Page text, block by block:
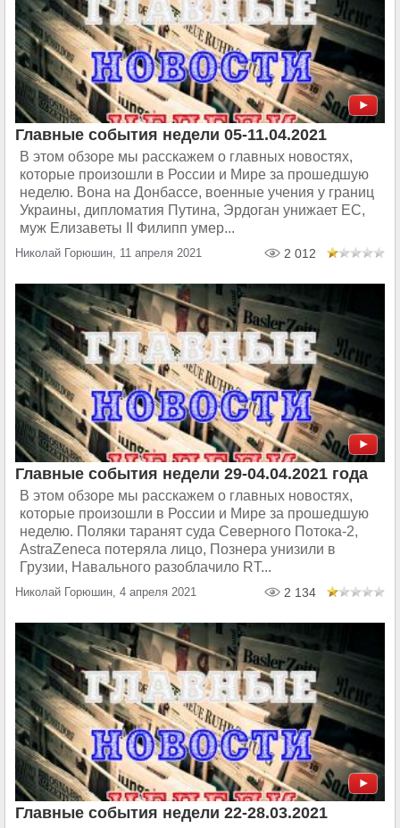
Главные события недели 05-11.04.2021
В этом обзоре мы расскажем о главных новостях,
которые произошли в России и Мире за прошедшую
неделю. Вона на Донбассе, военные учения у границ
Украины, дипломатия Путина, Эрдоган унижает ЕС,
муж Елизаветы II Филипп умер...
Николай Горюшин, 11 апреля 2021 2 012
Главные события недели 29-04.04.2021 года
В этом обзоре мы расскажем о главных новостях,
которые произошли в России и Мире за прошедшую
неделю. Поляки таранят суда Северного Потока-2,
AstraZeneca потеряла лицо, Познера унизили в
Грузии, Навального разоблачило RT...
Николай Горюшин, 4 апреля 2021 2 134
Главные события недели 22-28.03.2021